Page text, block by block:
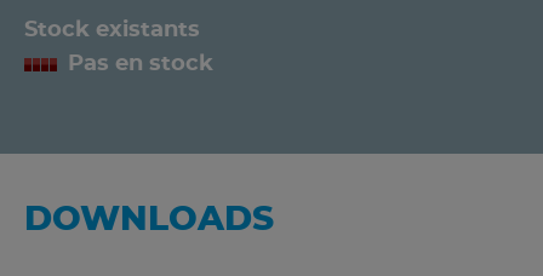
Stock existants
Pas en stock
DOWNLOADS